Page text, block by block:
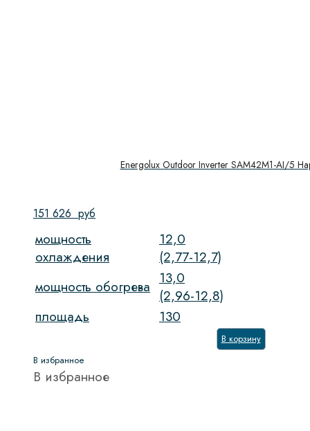
Energolux Outdoor Inverter SAM42M1-AI/5
151 626 руб
мощность
охлаждения
12,0
(2,77-12,7)
мощность обогрева 13,0
(2,96-12,8)
площадь
130
В корзину
В избранное
В избранное